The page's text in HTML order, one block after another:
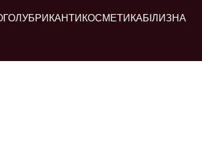
ЛУБРИКАНТИ КОСМЕТИКАБІЛИЗНА